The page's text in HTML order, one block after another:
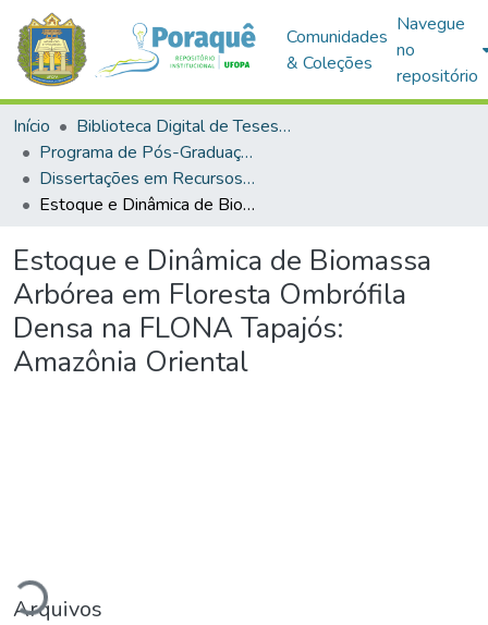
Comunidades
& Coleções
Navegue
no
repositório
Início
Biblioteca Digital de Teses e Dissertações (BDTD)
Programa de Pós-Graduação em Recursos Naturais da Amazônia (PPGRNA)
Dissertações em Recursos Naturais da Amazônia (Mestrado)
Estoque e Dinâmica de Biomassa Arbórea em Floresta Ombrófila Densa na FLONA Tapajós: Amazônia Oriental
Estoque e Dinâmica de Biomassa
Arbórea em Floresta Ombrófila
Densa na FLONA Tapajós:
Amazônia Oriental
Carregando...
Arquivos